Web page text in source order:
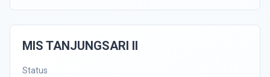
MIS TANJUNGSARI II
Status